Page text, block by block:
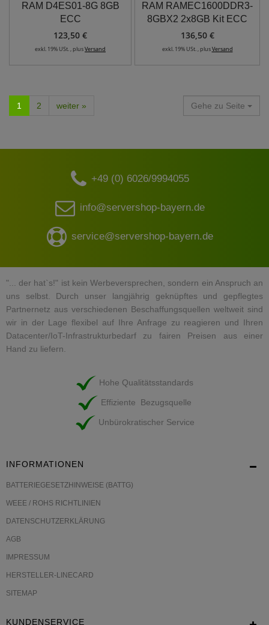
RAM D4ES01-8G 8GB
ECC
123,50 €
exkl. 19% USt. , plusVersand
RAM RAMEC1600DDR3-
8GBX2 2x8GB Kit ECC
136,50 €
exkl. 19% USt. , plusVersand
1 2 weiter » Gehe zu Seite
+49 (0) 6026/9994055
info@servershop-bayern.de
service@servershop-bayern.de
"... der hat`s!" ist kein Werbeversprechen, sondern ein Anspruch an
uns selbst. Durch unser langjährig geknüpftes und gepflegtes
Partnernetz aus verschiedenen Beschaffungsquellen weltweit sind
wir in der Lage flexibel auf Ihre Anfrage zu reagieren und Ihren
Datacenter/IoT-Infrastrukturbedarf zu fairen Preisen aus einer
Hand zu liefern.
Hohe Qualitätsstandards
Effiziente Bezugsquelle
Unbürokratischer Service
INFORMATIONEN
BATTERIEGESETZHINWEISE (BATTG)
WEEE / ROHS RICHTLINIEN
DATENSCHUTZERKLÄRUNG
AGB
IMPRESSUM
HERSTELLER-LINECARD
SITEMAP
KUNDENSERVICE